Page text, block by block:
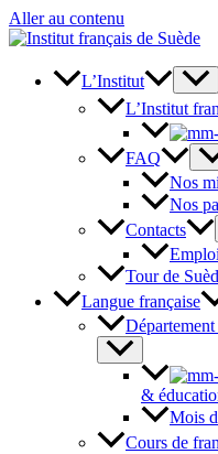
Aller au contenu
L’Institut
L’Institut
FAQ
Nos
Nos
Contacts
Tour de
Langue française
&
Mois
Cours de